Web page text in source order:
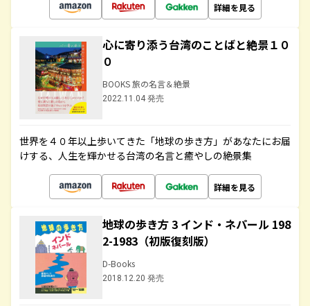
詳細を見る
心に寄り添う台湾のことばと絶景１０
０
BOOKS 旅の名言＆絶景
2022.11.04 発売
世界を４０年以上歩いてきた「地球の歩き方」があなたにお届
けする、人生を輝かせる台湾の名言と癒やしの絶景集
詳細を見る
地球の歩き方 3 インド・ネパール 198
2-1983（初版復刻版）
D-Books
2018.12.20 発売